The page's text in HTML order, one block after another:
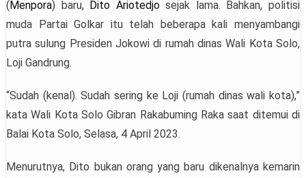
(Menpora) baru, Dito Ariotedjosejak lama. Bahkan, politisi
muda Partai Golkar itu telah beberapa kali menyambangi
putra sulung Presiden Jokowi di rumah dinas Wali Kota Solo,
Loji Gandrung.
“Sudah (kenal). Sudah sering ke Loji (rumah dinas wali kota),”
kata Wali Kota Solo Gibran Rakabuming Raka saat ditemui di
Balai Kota Solo, Selasa, 4 April 2023.
Menurutnya, Dito bukan orang yang baru dikenalnya kemarin